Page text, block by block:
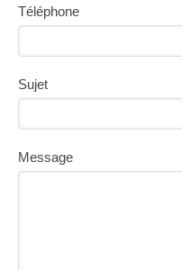
Téléphone
Sujet
Message